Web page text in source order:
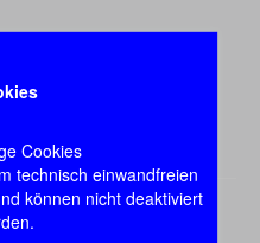
Cookies
technisch einwandfreien
können nicht deaktiviert